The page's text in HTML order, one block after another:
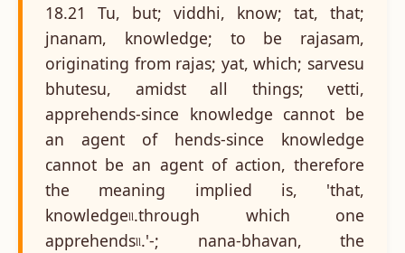
18.21 Tu, but; viddhi, know; tat, that;
jnanam, knowledge; to be rajasam,
originating from rajas; yat, which; sarvesu
bhutesu, amidst all things; vetti,
apprehends-since knowledge cannot be
an agent of hends-since knowledge
cannot be an agent of action, therefore
the meaning implied is, 'that,
knowledge৷৷.through which one
apprehends৷৷.'-; nana-bhavan, the